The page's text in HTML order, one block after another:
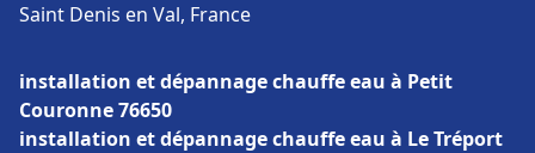
Saint Denis en Val, France
installation et dépannage chauffe eau à Petit
Couronne 76650
installation et dépannage chauffe eau à Le Tréport